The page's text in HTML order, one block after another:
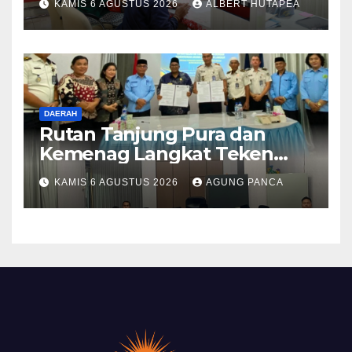
Terjadwal
KAMIS 6 AGUSTUS 2026 ALBERT HUTAPEA
DAERAH
Rutan Tanjung Pura dan
Kemenag Langkat Teken
PKS Pembinaan Kerohanian
Warga Binaan
KAMIS 6 AGUSTUS 2026 AGUNG PANCA